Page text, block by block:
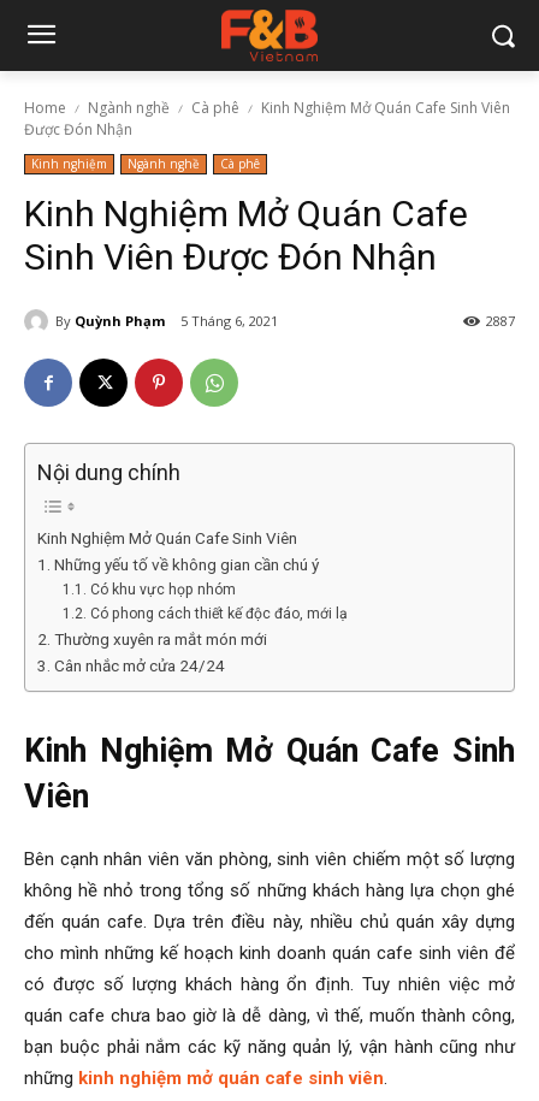
Home Ngành nghề Cà phê
Kinh Nghiệm Mở Quán Cafe Sinh Viên
Được Đón Nhận
Kinh nghiệm Ngành nghề Cà phê
Kinh Nghiệm Mở Quán Cafe
Sinh Viên Được Đón Nhận
By Quỳnh Phạm 5 Tháng 6, 2021 2887
Nội dung chính
Kinh Nghiệm Mở Quán Cafe Sinh Viên
1. Những yếu tố về không gian cần chú ý
1.1. Có khu vực họp nhóm
1.2. Có phong cách thiết kế độc đáo, mới lạ
2. Thường xuyên ra mắt món mới
3. Cân nhắc mở cửa 24/24
Kinh Nghiệm Mở Quán Cafe Sinh
Viên
Bên cạnh nhân viên văn phòng, sinh viên chiếm một số lượng
không hề nhỏ trong tổng số những khách hàng lựa chọn ghé
đến quán cafe. Dựa trên điều này, nhiều chủ quán xây dựng
cho mình những kế hoạch kinh doanh quán cafe sinh viên để
có được số lượng khách hàng ổn định. Tuy nhiên việc mở
quán cafe chưa bao giờ là dễ dàng, vì thế, muốn thành công,
bạn buộc phải nắm các kỹ năng quản lý, vận hành cũng như
những kinh nghiệm mở quán cafe sinh viên.